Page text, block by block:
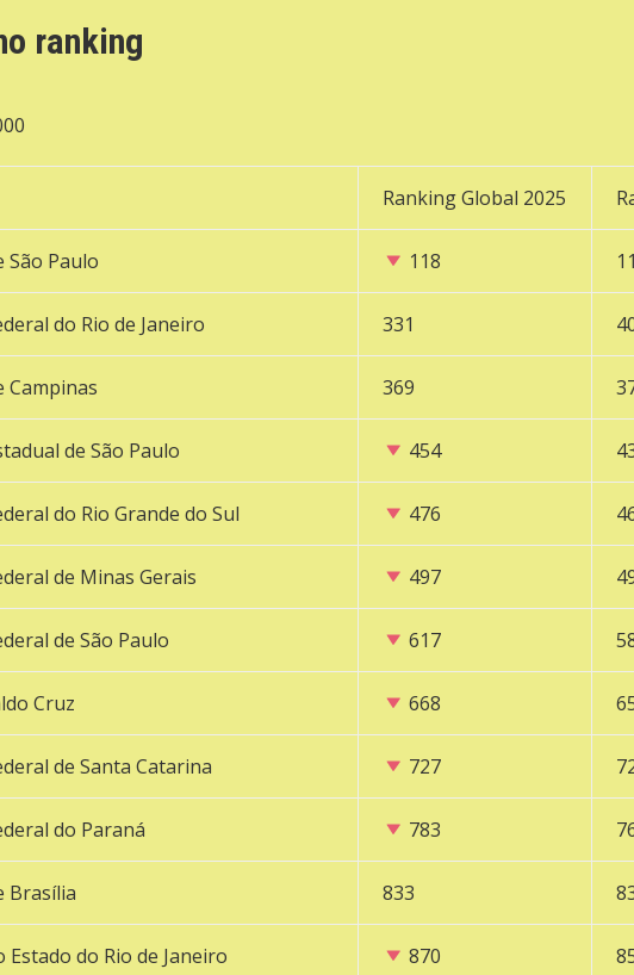
ranking
Ranking Global 2025
São Paulo 118
do Rio de Janeiro 331
Campinas 369
de São Paulo 454
do Rio Grande do Sul 476
de Minas Gerais 497
de São Paulo 617
Cruz 668
de Santa Catarina 727
do Paraná 783
Brasília 833
Estado do Rio de Janeiro 870